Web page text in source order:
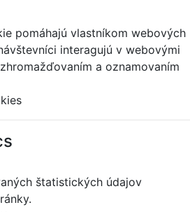
pomáhajú vlastníkom webových
interagujú v webovými
a oznamovaním
štatistických údajov